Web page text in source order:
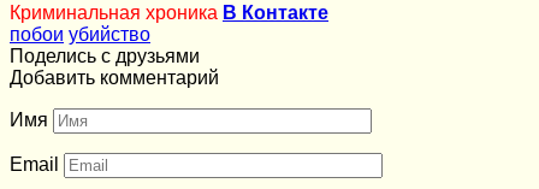
Криминальная хроника В Контакте
побои убийство
Поделись с друзьями
Добавить комментарий
Имя
Email